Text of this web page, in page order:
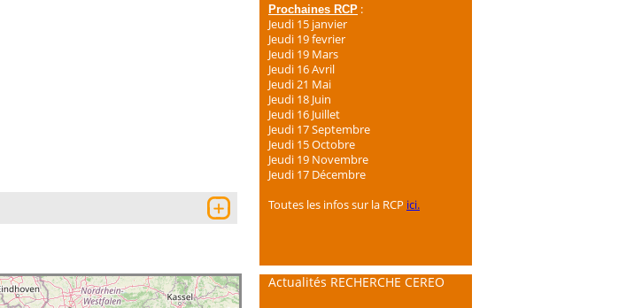
Prochaines RCP :
Jeudi 15 janvier
Jeudi 19 fevrier
Jeudi 19 Mars
Jeudi 16 Avril
Jeudi 21 Mai
Jeudi 18 Juin
Jeudi 16 Juillet
Jeudi 17 Septembre
Jeudi 15 Octobre
Jeudi 19 Novembre
Jeudi 17 Décembre
Toutes les infos sur la RCP ici.
Actualités RECHERCHE CEREO